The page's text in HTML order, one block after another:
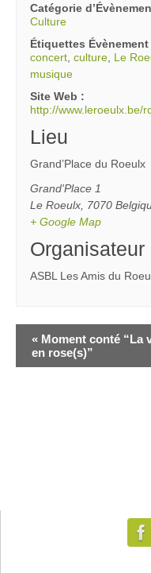
Catégorie
Culture
Étiquettes Évènement
concert, culture, Le
musique
Site Web :
http://www.leroeulx.be/
Lieu
Grand’Place du Roeulx
Grand'Place 1
Le Roeulx, 7070
+ Google Map
Organisateur
ASBL Les Amis du
« Moment conté “La
en rose(s)”